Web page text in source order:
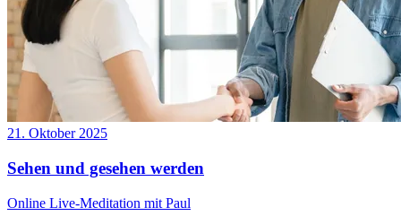
21. Oktober 2025
Sehen und gesehen werden
Online Live-Meditation mit Paul